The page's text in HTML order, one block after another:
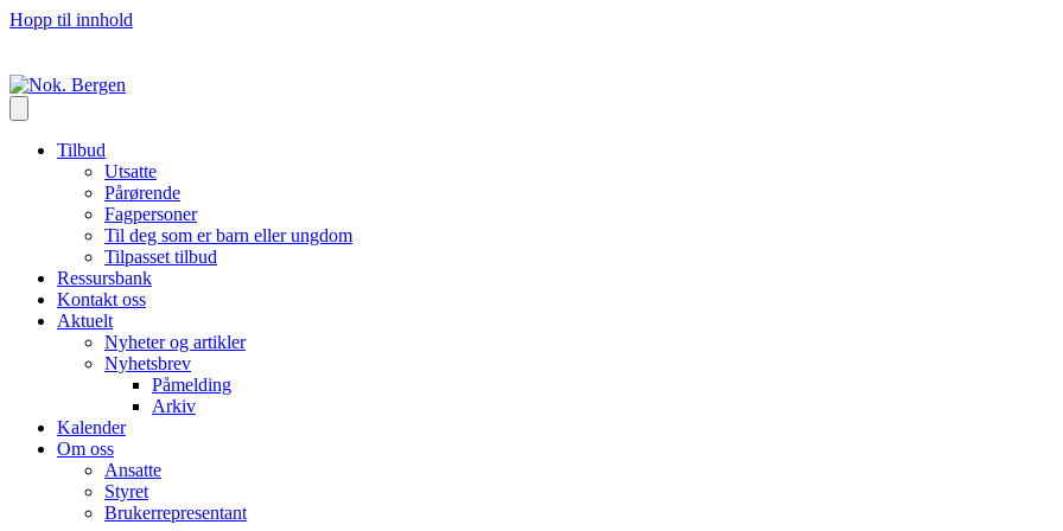
Hopp til innhold
Tilbud
Utsatte
Pårørende
Fagpersoner
Til deg som er barn eller ungdom
Tilpasset tilbud
Ressursbank
Kontakt oss
Aktuelt
Nyheter og artikler
Nyhetsbrev
Påmelding
Arkiv
Kalender
Om oss
Ansatte
Styret
Brukerrepresentant